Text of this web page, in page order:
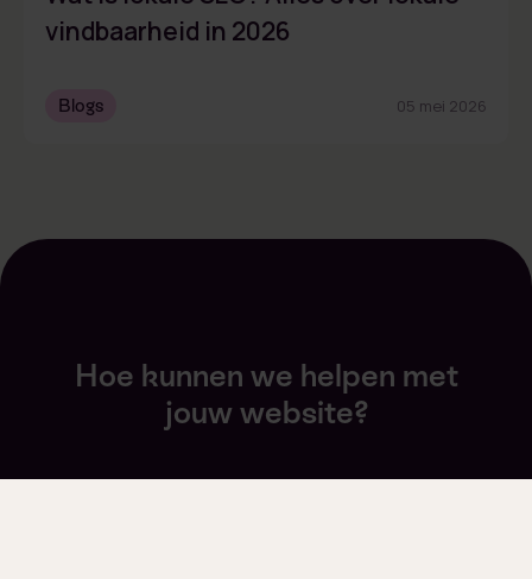
vindbaarheid in 2026
Blogs 05 mei 2026
Hoe kunnen we helpen met
jouw website?